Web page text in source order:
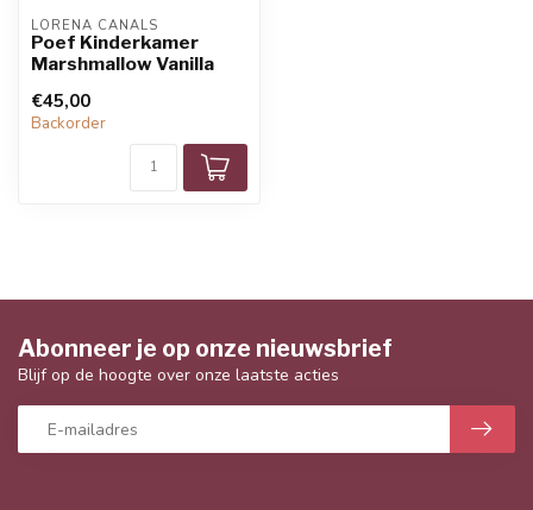
LORENA CANALS
Poef Kinderkamer
Marshmallow Vanilla
€45,00
Backorder
Abonneer je op onze nieuwsbrief
Blijf op de hoogte over onze laatste acties